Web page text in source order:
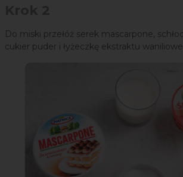
Do miski przełóż serek mascarpone,
cukier puder i łyżeczkę ekstraktu